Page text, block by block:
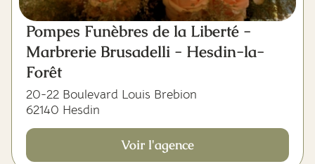
Pompes Funèbres de la Liberté -
Marbrerie Brusadelli - Hesdin-la-
Forêt
20-22 Boulevard Louis Brebion
62140 Hesdin
Voir l'agence